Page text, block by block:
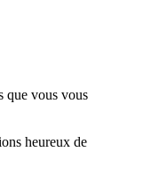
que vous vous
heureux de